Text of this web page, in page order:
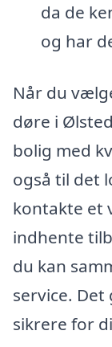
da de
og har
Når du
døre i
bolig med
også til det
kontakte et
indhente
du kan
service.
sikrere for